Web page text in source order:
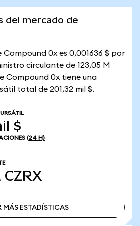
del mercado de
Compound 0x es 0,001636 $ por
circulante de 123,05 M
Compound 0x tiene una
total de 201,32 mil $.
$
(24 H)
CZRX
MÁS ESTADÍSTICAS